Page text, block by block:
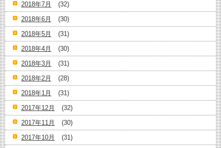
2018年7月
(32)
2018年6月
(30)
2018年5月
(31)
2018年4月
(30)
2018年3月
(31)
2018年2月
(28)
2018年1月
(31)
2017年12月
(32)
2017年11月
(30)
2017年10月
(31)